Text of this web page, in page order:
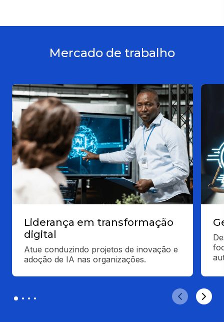
Mercado de trabalho
Liderança em transformação
digital
Atue conduzindo projetos de inovação e
adoção de IA nas organizações.